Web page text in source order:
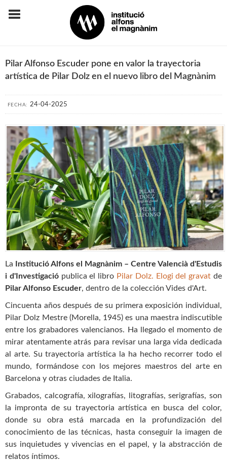
Pilar Alfonso Escuder pone en valor la trayectoria
artística de Pilar Dolz en el nuevo libro del Magnànim
FECHA: 24-04-2025
La
Institució Alfons el Magnànim – Centre Valencià d'Estudis
i d'Investigaciópublica el libro Pilar Dolz. Elogi del gravat de
Pilar Alfonso Escuder, dentro de la colección Vides d'Art.
Cincuenta años después de su primera exposición individual,
Pilar Dolz Mestre (Morella, 1945) es una maestra indiscutible
entre los grabadores valencianos. Ha llegado el momento de
mirar atentamente atrás para revisar una larga vida dedicada
al arte. Su trayectoria artística la ha hecho recorrer todo el
mundo, formándose con los mejores maestros del arte en
Barcelona y otras ciudades de Italia.
Grabados, calcografía, xilografías, litografías, serigrafías, son
la impronta de su trayectoria artística en busca del color,
donde su obra está marcada en la profundización del
conocimiento de las técnicas, hasta conseguir la imagen de
sus inquietudes y vivencias en el papel, y la abstracción de
relatos íntimos.